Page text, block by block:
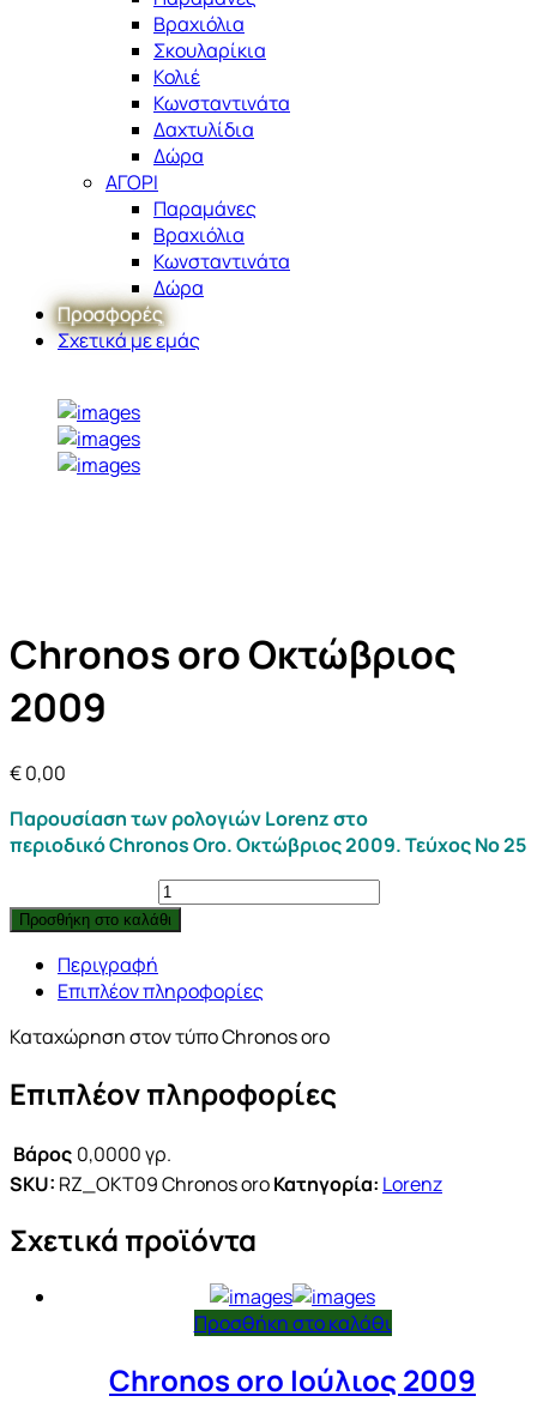
Βραχιόλια
Σκουλαρίκια
Κολιέ
Κωνσταντινάτα
Δαχτυλίδια
Δώρα
ΑΓΟΡΙ
Παραμάνες
Βραχιόλια
Κωνσταντινάτα
Δώρα
Προσφορές
Σχετικά με εμάς
Chronos oro Οκτώβριος
2009
€0,00
Παρουσίαση των ρολογιών Lorenz στο
περιοδικό Chronos Oro. Οκτώβριος 2009. Τεύχος Νο 25
Chronos
oro
Οκτώβριος
2009
quantity
Προσθήκη στο καλάθι
Περιγραφή
Επιπλέον πληροφορίες
Καταχώρηση στον τύπο Chronos oro
Επιπλέον πληροφορίες
Βάρος 0,0000 γρ.
SKU: RZ_OKT09 Chronos oroΚατηγορία: Lorenz
Σχετικά προϊόντα
Προσθήκη στο καλάθι
Chronos oro Ιούλιος 2009